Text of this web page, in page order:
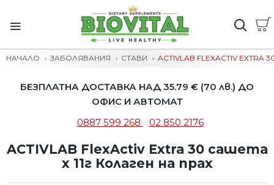
НАЧАЛО ЗАБОЛЯВАНИЯ СТАВИ ACTIVLAB FLEXACTIV
БЕЗПЛАТНА ДОСТАВКА НАД 35.79 € (70 лв.) ДО
ОФИС И АВТОМАТ
0887 599 268
02 850 2176
ACTIVLAB FlexActiv Extra 30 сашета
x 11г Колаген на прах